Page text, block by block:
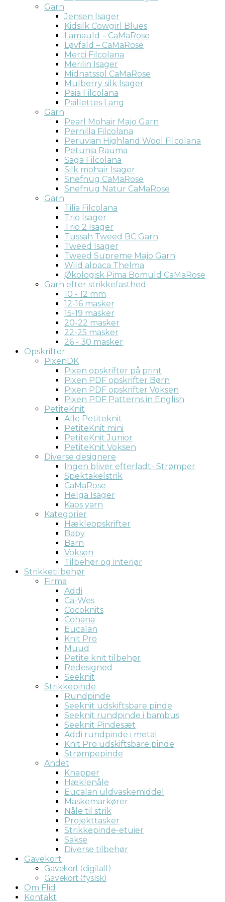
Garn
Jensen Isager
Kidsilk Cowgirl Blues
Lamauld – CaMaRose
Løvfald – CaMaRose
Merci Filcolana
Merilin Isager
Midnatssol CaMaRose
Mulberry silk Isager
Paia Filcolana
Paillettes Lang
Garn
Pearl Mohair Majo Garn
Pernilla Filcolana
Peruvian Highland Wool Filcolana
Petunia Rauma
Saga Filcolana
Silk mohair Isager
Snefnug CaMaRose
Snefnug Natur CaMaRose
Garn
Tilia Filcolana
Trio Isager
Trio 2 Isager
Tussah Tweed BC Garn
Tweed Isager
Tweed Supreme Majo Garn
Wild alpaca Thelma
Økologisk Pima Bomuld CaMaRose
Garn efter strikkefasthed
10 - 12 mm
12-16 masker
15-19 masker
20-22 masker
22-25 masker
26 - 30 masker
Opskrifter
PixenDK
Pixen opskrifter på print
Pixen PDF opskrifter Børn
Pixen PDF opskrifter Voksen
Pixen PDF Patterns in English
PetiteKnit
Alle Petiteknit
PetiteKnit mini
PetiteKnit Junior
PetiteKnit Voksen
Diverse designere
Ingen bliver efterladt- Strømper
Spektakelstrik
CaMaRose
Helga Isager
Kaos yarn
Kategorier
Hækleopskrifter
Baby
Barn
Voksen
Tilbehør og interiør
Strikketilbehør
Firma
Addi
Ca-Wes
Cocoknits
Cohana
Eucalan
Knit Pro
Muud
Petite knit tilbehør
Redesigned
Seeknit
Strikkepinde
Rundpinde
Seeknit udskiftsbare pinde
Seeknit rundpinde i bambus
Seeknit Pindesæt
Addi rundpinde i metal
Knit Pro udskiftsbare pinde
Strømpepinde
Andet
Knapper
Hæklenåle
Eucalan uldvaskemiddel
Maskemarkører
Nåle til strik
Projekttasker
Strikkepinde-etuier
Sakse
Diverse tilbehør
Gavekort
Gavekort (digitalt)
Gavekort (fysisk)
Om Flid
Kontakt